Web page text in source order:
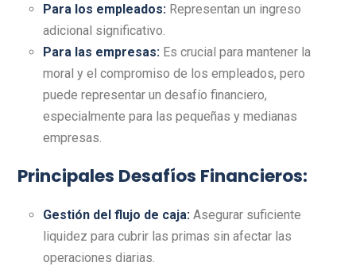
Para los empleados: Representan un ingreso
adicional significativo.
Para las empresas: Es crucial para mantener la
moral y el compromiso de los empleados, pero
puede representar un desafío financiero,
especialmente para las pequeñas y medianas
empresas.
Principales Desafíos Financieros:
Gestión del flujo de caja: Asegurar suficiente
liquidez para cubrir las primas sin afectar las
operaciones diarias.